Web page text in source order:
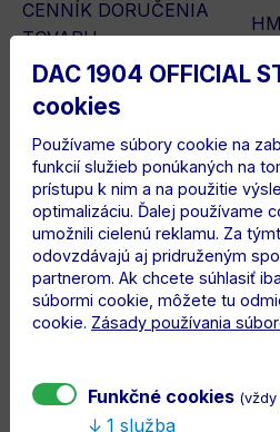
CENNÍK DORUČENIA
TOVARU
do
Maďarsko
Česká republika
Rakúsko
Slovinsko
Chorvátsko
Taliansko
DAC 1904 OFFICIAL
cookies
Používame súbory cookie na
funkcií služieb ponúkaných na
prístupu k nim a na použitie
optimalizáciu. Ďalej používame
umožnili cielenú reklamu. Za
odovzdávajú aj pridruženým
partnerom. Ak chcete súhlasiť
súbormi cookie, môžete tu
cookie. Zásady používania
Funkčné cookies (vždy
1 služba